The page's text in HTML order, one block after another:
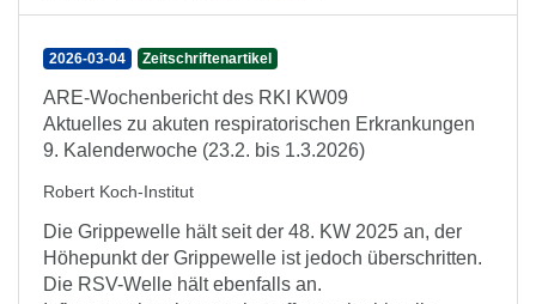
2026-03-04 Zeitschriftenartikel
ARE-Wochenbericht des RKI KW09
Aktuelles zu akuten respiratorischen Erkrankungen
9. Kalenderwoche (23.2. bis 1.3.2026)
Robert Koch-Institut
Die Grippewelle hält seit der 48. KW 2025 an, der
Höhepunkt der Grippewelle ist jedoch überschritten.
Die RSV-Welle hält ebenfalls an.